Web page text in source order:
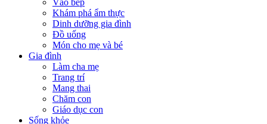
Vào bếp
Khám phá ẩm thực
Dinh dưỡng gia đình
Đồ uống
Món cho mẹ và bé
Gia đình
Làm cha mẹ
Trang trí
Mang thai
Chăm con
Giáo dục con
Sống khỏe